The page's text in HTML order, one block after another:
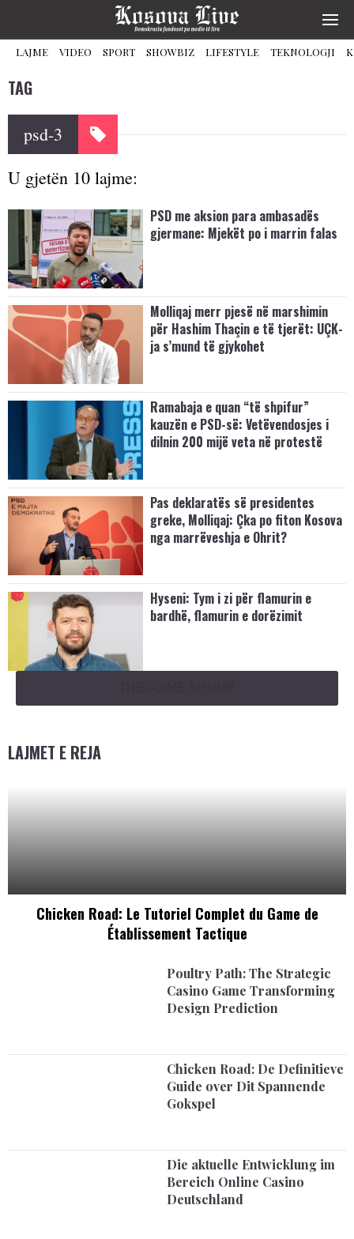
LAJME VIDEO SPORT SHOWBIZ LIFESTYLE TEKNOLOGJI
TAG
psd-3
U gjetën 10 lajme:
PSD me aksion para ambasadës
gjermane: Mjekët po i marrin falas
Molliqaj merr pjesë në marshimin
për Hashim Thaçin e të tjerët: UÇK-
ja s’mund të gjykohet
Ramabaja e quan “të shpifur”
kauzën e PSD-së: Vetëvendosjes i
dilnin 200 mijë veta në protestë
Pas deklaratës së presidentes
greke, Molliqaj: Çka po fiton Kosova
nga marrëveshja e Ohrit?
Hyseni: Tym i zi për flamurin e
bardhë, flamurin e dorëzimit
LAJMET E REJA
Chicken Road: Le Tutoriel Complet du Game de
Établissement Tactique
Poultry Path: The Strategic
Casino Game Transforming
Design Prediction
Chicken Road: De Definitieve
Guide over Dit Spannende
Gokspel
Die aktuelle Entwicklung im
Bereich Online Casino
Deutschland